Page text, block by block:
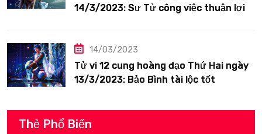
14/3/2023: Sư Tử công việc thuận lợi
14/03/2023
Tử vi 12 cung hoàng đạo Thứ Hai ngày
13/3/2023: Bảo Bình tài lộc tốt
Thẻ Phổ Biến